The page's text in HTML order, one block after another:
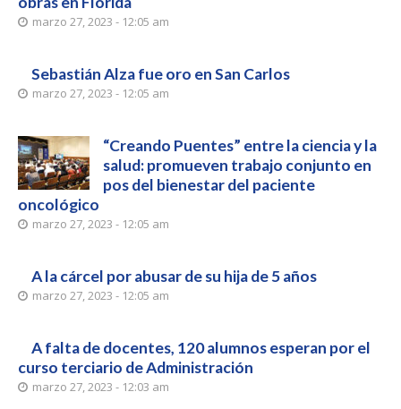
marzo 27, 2023 - 12:05 am
Sebastián Alza fue oro en San Carlos
marzo 27, 2023 - 12:05 am
“Creando Puentes” entre la ciencia y la
salud: promueven trabajo conjunto en
pos del bienestar del paciente
oncológico
marzo 27, 2023 - 12:05 am
A la cárcel por abusar de su hija de 5 años
marzo 27, 2023 - 12:05 am
A falta de docentes, 120 alumnos esperan por el
curso terciario de Administración
marzo 27, 2023 - 12:03 am